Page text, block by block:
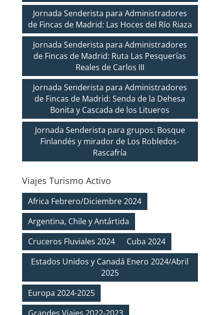
Jornada Senderista para Administradores
de Fincas de Madrid: Las Hoces del Río Riaza
Jornada Senderista para Administradores
de Fincas de Madrid: Ruta Las Pesquerías
Reales de Carlos III
Jornada Senderista para Administradores
de Fincas de Madrid: Senda de la Dehesa
Bonita y Cascada de los Litueros
Jornada Senderista para grupos: Bosque
Finlandés y mirador de Los Robledos-
Rascafría
Viajes Turismo Activo
Africa Febrero/Diciembre 2024
Argentina, Chile y Antártida
Cruceros Fluviales 2024
Cuba 2024
Estados Unidos y Canadá Enero 2024/Abril
2025
Europa 2024-2025